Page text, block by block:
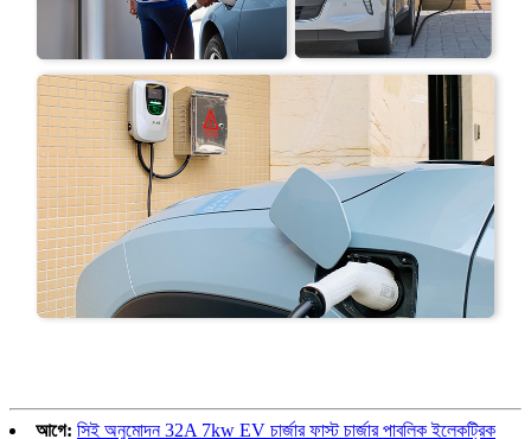
আগে: সিই অনুমোদন 32A 7kw EV চার্জার ফাস্ট চার্জার পাবলিক ইলেকট্রিক